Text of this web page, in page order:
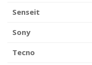
Senseit
Sony
Tecno